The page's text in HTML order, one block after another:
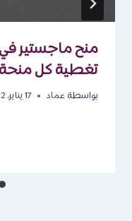
منح ماجستير
تغطية كل منحة
بواسطة عماد 17 يناير، 2022